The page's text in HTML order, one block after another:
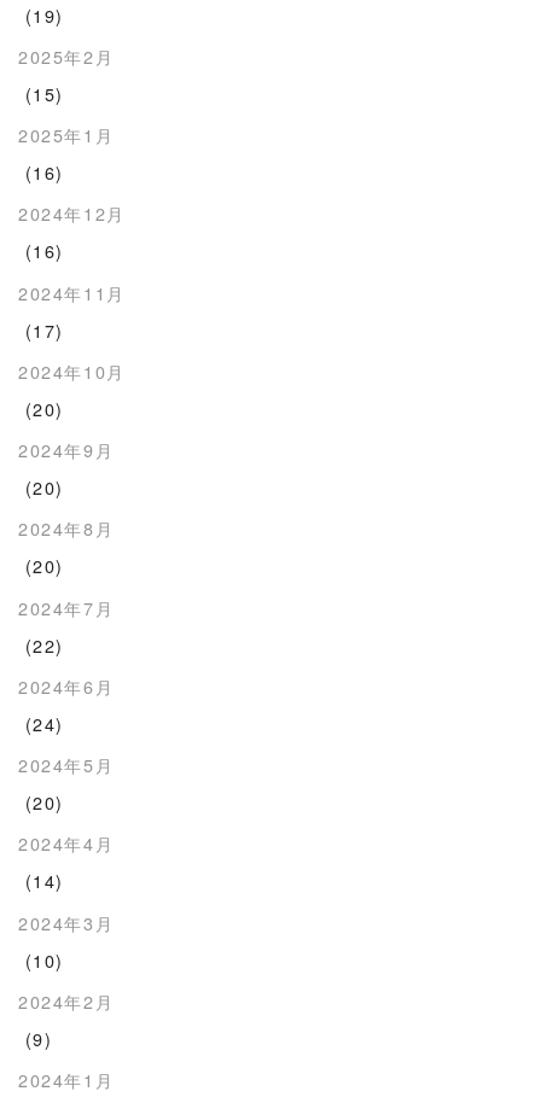
(19)
2025年2月
(15)
2025年1月
(16)
2024年12月
(16)
2024年11月
(17)
2024年10月
(20)
2024年9月
(20)
2024年8月
(20)
2024年7月
(22)
2024年6月
(24)
2024年5月
(20)
2024年4月
(14)
2024年3月
(10)
2024年2月
(9)
2024年1月